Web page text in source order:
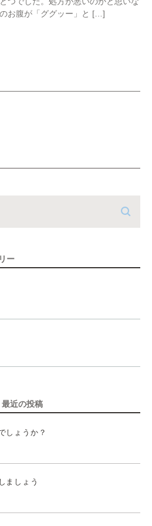
お腹が「ググッー」と […]
ー
最近の投稿
しょうか？
ましょう